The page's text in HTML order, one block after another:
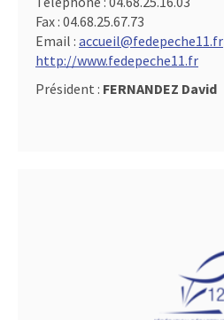
Fax : 04.68.25.67.73
Email : accueil@fedepeche11.fr
http://www.fedepeche11.fr
Président : FERNANDEZ David